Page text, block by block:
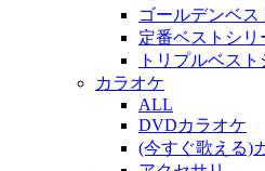
ゴールデンベ
定番ベストシリ
トリプルベス
カラオケ
ALL
DVDカラオケ
(今すぐ歌える)